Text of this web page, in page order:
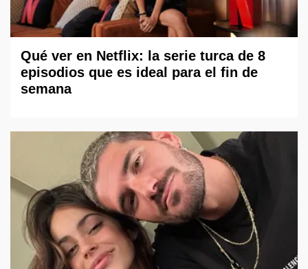
Qué ver en Netflix: la serie turca de 8
episodios que es ideal para el fin de
semana